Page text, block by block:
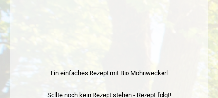
Ein einfaches Rezept mit Bio Mohnweckerl
Sollte noch kein Rezept stehen - Rezept folgt!